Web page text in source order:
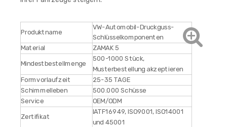
Produktname
VW-Automobil-Druckguss-
Schlüsselkomponenten
Material
ZAMAK 5
Mindestbestellmenge
500-1000 Stück,
Musterbestellung akzeptieren
Formvorlaufzeit
25-35 TAGE
Schimmelleben
500.000 Schüsse
Service
OEM/ODM
Zertifikat
IATF16949, ISO9001, ISO14001
und 45001